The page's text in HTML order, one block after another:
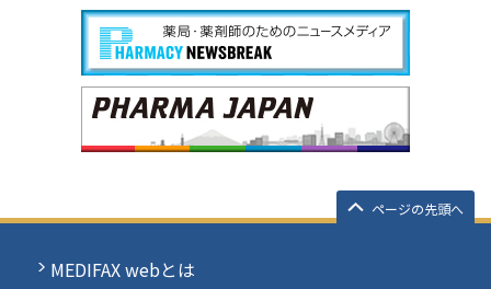
ページの先頭へ
MEDIFAX webとは